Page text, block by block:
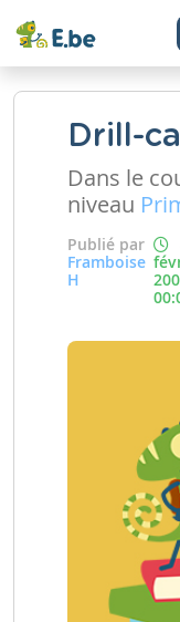
Drill-
Dans le
niveau
Publié par
Framboise
H